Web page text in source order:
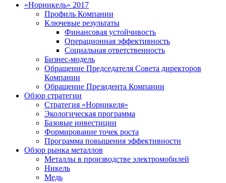
«Норникель» 2017
Профиль Компании
Ключевые результаты
Финансовая устойчивость
Операционная эффективность
Социальная ответственность
Бизнес-модель
Обращение Председателя Совета директоров
Компании
Обращение Президента Компании
Обзор стратегии
Стратегия «Норникеля»
Экологическая программа
Базовые инвестиции
Формирование точек роста
Программа повышения эффективности
Обзор рынка металлов
Металлы в производстве электромобилей
Никель
Медь